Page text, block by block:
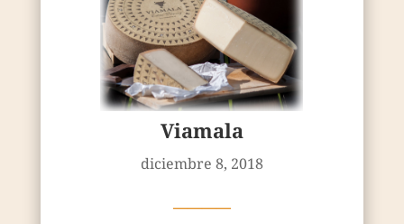
Viamala
diciembre 8, 2018
————